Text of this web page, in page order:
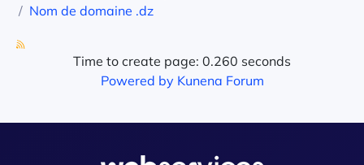
Nom de domaine .dz
Time to create page: 0.260 seconds
Powered by Kunena Forum